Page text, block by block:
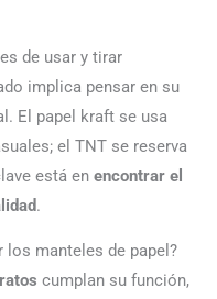
de usar y tirar
implica pensar en su
El papel kraft se usa
el TNT se reserva
está en encontrar el
.
los manteles de papel?
cumplan su función,